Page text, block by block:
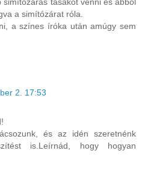
a simítózárat róla.
a színes íróka után amúgy sem
2. 17:53
és az idén szeretnénk
is.Leírnád, hogy hogyan